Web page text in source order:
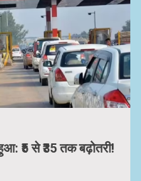
₹5 से ₹35 तक बढ़ोतरी!